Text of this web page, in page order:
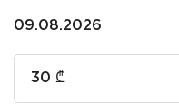
09.08.2026
30 ₾